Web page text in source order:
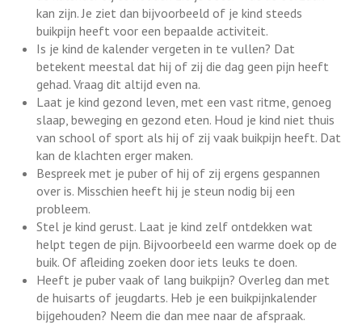
kan zijn. Je ziet dan bijvoorbeeld of je kind steeds
buikpijn heeft voor een bepaalde activiteit.
Is je kind de kalender vergeten in te vullen? Dat
betekent meestal dat hij of zij die dag geen pijn heeft
gehad. Vraag dit altijd even na.
Laat je kind gezond leven, met een vast ritme, genoeg
slaap, beweging en gezond eten. Houd je kind niet thuis
van school of sport als hij of zij vaak buikpijn heeft. Dat
kan de klachten erger maken.
Bespreek met je puber of hij of zij ergens gespannen
over is. Misschien heeft hij je steun nodig bij een
probleem.
Stel je kind gerust. Laat je kind zelf ontdekken wat
helpt tegen de pijn. Bijvoorbeeld een warme doek op de
buik. Of afleiding zoeken door iets leuks te doen.
Heeft je puber vaak of lang buikpijn? Overleg dan met
de huisarts of jeugdarts. Heb je een buikpijnkalender
bijgehouden? Neem die dan mee naar de afspraak.